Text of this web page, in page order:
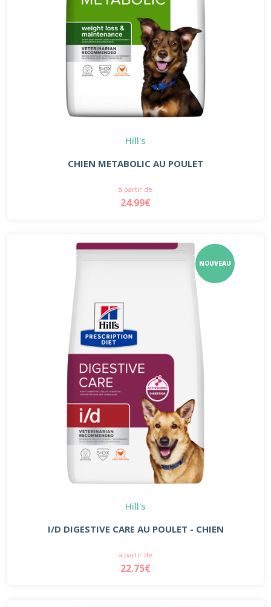
Hill's
CHIEN METABOLIC AU POULET
à partir de
24.99€
NOUVEAU
Hill's
I/D DIGESTIVE CARE AU POULET - CHIEN
à partir de
22.75€